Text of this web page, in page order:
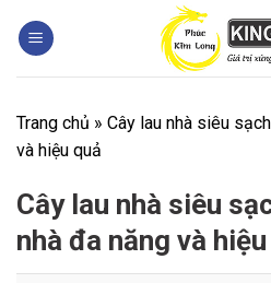
Trang chủ » Cây lau nhà siêu
và hiệu quả
Cây lau nhà siêu
nhà đa năng và